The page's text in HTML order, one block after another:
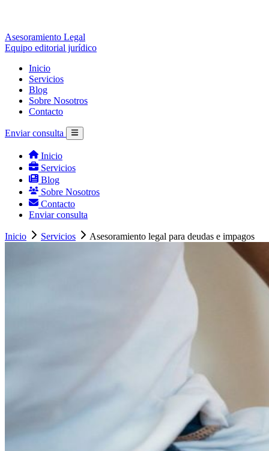
Asesoramiento Legal
Equipo editorial jurídico
Inicio
Servicios
Blog
Sobre Nosotros
Contacto
Enviar consulta
Inicio
Servicios
Blog
Sobre Nosotros
Contacto
Enviar consulta
Inicio Servicios Asesoramiento legal para deudas e impagos